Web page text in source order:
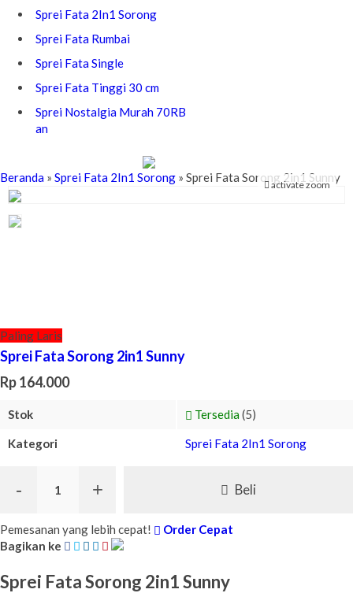
Sprei Fata 2In1 Sorong
Sprei Fata Rumbai
Sprei Fata Single
Sprei Fata Tinggi 30 cm
Sprei Nostalgia Murah 70RB
an
Beranda » Sprei Fata 2In1 Sorong » Sprei Fata Sorong 2in1 Sunny
activate zoom
Paling Laris
Sprei Fata Sorong 2in1 Sunny
Rp 164.000
Stok Tersedia(5)
Kategori Sprei Fata 2In1 Sorong
- + Beli
Pemesanan yang lebih cepat!
Order Cepat
Bagikan ke
Sprei Fata Sorong 2in1 Sunny